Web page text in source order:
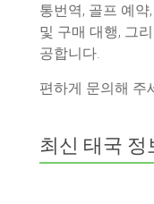
통번역, 골프 예
및 구매 대행, 그
공합니다.
편하게 문의해 주
최신 태국 정